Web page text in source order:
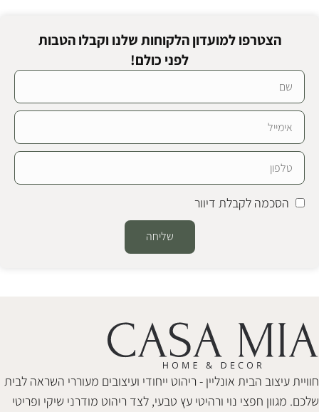
הצטרפו למועדון הלקוחות שלנו וקבלו הטבות
לפני כולם!
הסכמה לקבלת דיוור
שליחה
חוויית עיצוב הבית אונליין - ריהוט ייחודי ועיצובים מעוררי השראה לבית
שלכם. מגוון חפצי נוי ורהיטי עץ טבעי, לצד ריהוט מודרני שיקי ופריטי